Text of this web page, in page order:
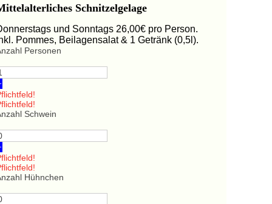
Schnitzelgelage
und Sonntags 26,00€ pro Person.
Pommes, Beilagensalat & 1 Getränk (0,5l).
Personen
Schwein
Hühnchen